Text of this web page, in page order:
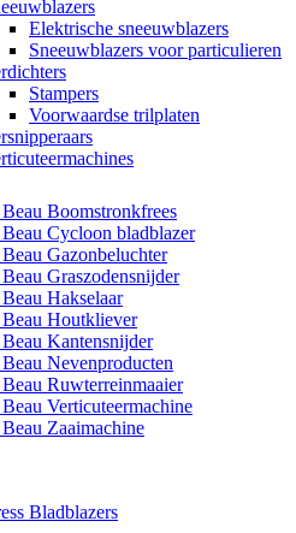
Elektrische sneeuwblazers
Sneeuwblazers voor particulieren
Stampers
Voorwaardse trilplaten
Beau Boomstronkfrees
Beau Cycloon bladblazer
Gazonbeluchter
Graszodensnijder
Hakselaar
Beau Houtkliever
Beau Kantensnijder
Nevenproducten
Beau Ruwterreinmaaier
Verticuteermachine
Zaaimachine
Bladblazers